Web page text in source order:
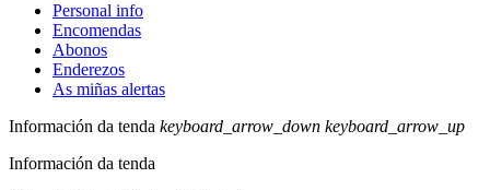
Personal info
Encomendas
Abonos
Enderezos
As miñas alertas
Información da tenda keyboard_arrow_down keyboard_arrow_up
Información da tenda